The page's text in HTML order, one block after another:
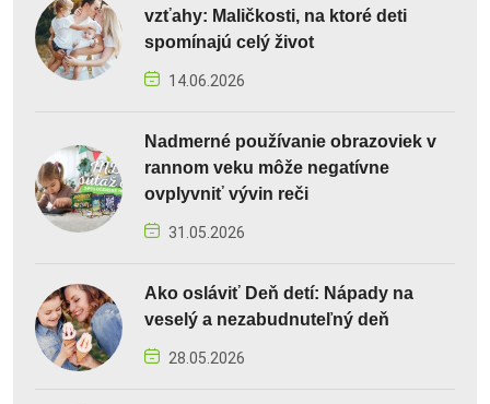
vzťahy: Maličkosti, na ktoré deti
spomínajú celý život
14.06.2026
Nadmerné používanie obrazoviek v
rannom veku môže negatívne
ovplyvniť vývin reči
31.05.2026
Ako osláviť Deň detí: Nápady na
veselý a nezabudnuteľný deň
28.05.2026